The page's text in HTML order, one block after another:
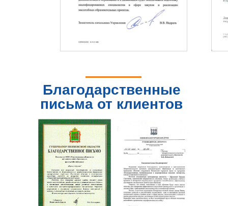
Благодарственные
письма от клиентов